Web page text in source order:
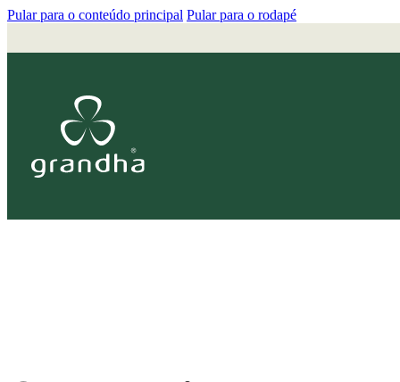
Pular para o conteúdo principal Pular para o rodapé